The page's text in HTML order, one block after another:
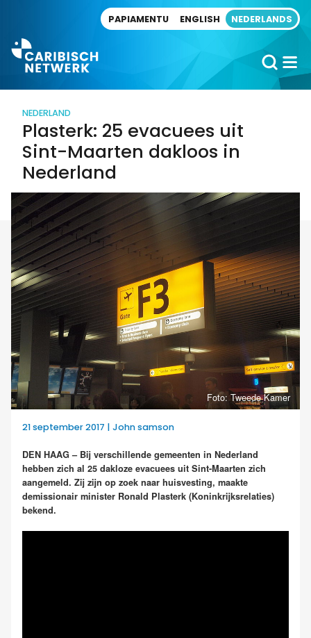
PAPIAMENTU ENGLISH NEDERLANDS
NEDERLAND
Plasterk: 25 evacuees uit
Sint-Maarten dakloos in
Nederland
Foto: Tweede Kamer
21 september 2017 | John samson
DEN HAAG – Bij verschillende gemeenten in Nederland
hebben zich al 25 dakloze evacuees uit Sint-Maarten zich
aangemeld. Zij zijn op zoek naar huisvesting, maakte
demissionair minister Ronald Plasterk (Koninkrijksrelaties)
bekend.